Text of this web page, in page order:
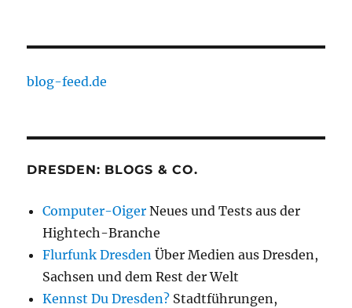
blog-feed.de
DRESDEN: BLOGS & CO.
Computer-Oiger Neues und Tests aus der
Hightech-Branche
Flurfunk Dresden Über Medien aus Dresden,
Sachsen und dem Rest der Welt
Kennst Du Dresden? Stadtführungen,